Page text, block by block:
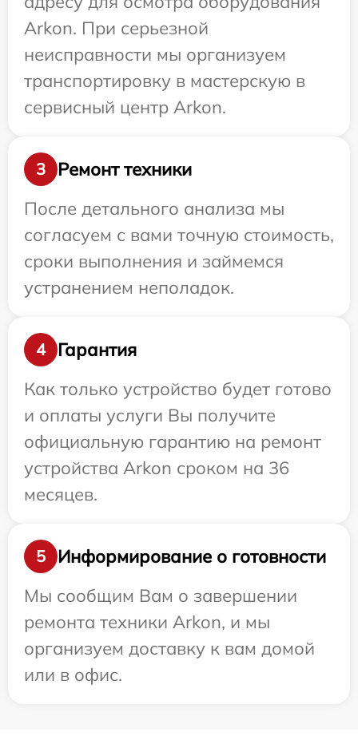
Arkon. При серьезной
неисправности мы организуем
транспортировку в мастерскую в
сервисный центр Arkon.
3
Ремонт техники
После детального анализа мы
согласуем с вами точную стоимость,
сроки выполнения и займемся
устранением неполадок.
4
Гарантия
Как только устройство будет готово
и оплаты услуги Вы получите
официальную гарантию на ремонт
устройства Arkon сроком на 36
месяцев.
5
Информирование о готовности
Мы сообщим Вам о завершении
ремонта техники Arkon, и мы
организуем доставку к вам домой
или в офис.